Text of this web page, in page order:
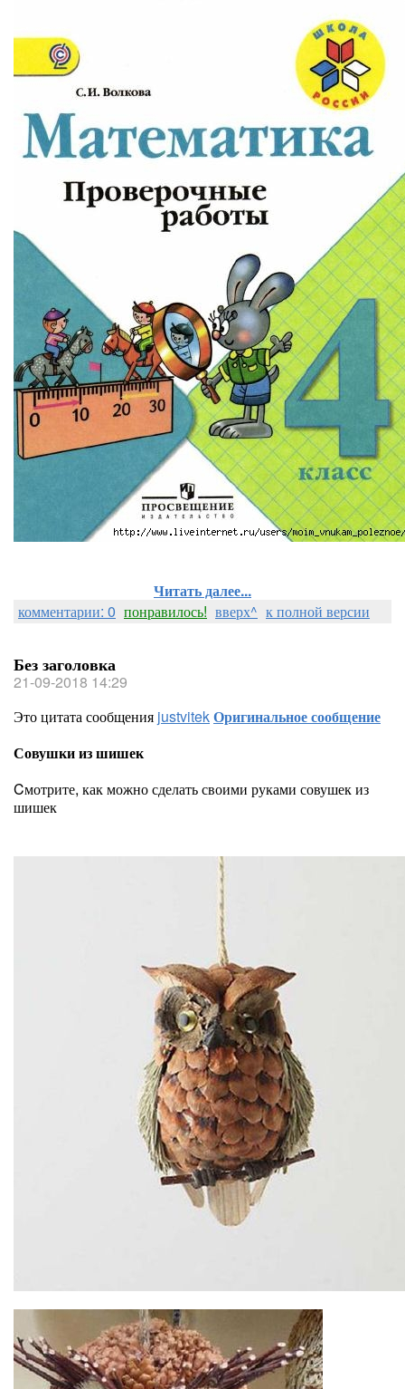
Читать далее...
комментарии: 0 понравилось! вверх^ к полной версии
Без заголовка
21-09-2018 14:29
Это цитата сообщения justvitekОригинальное сообщение
Совушки из шишек
Cмотрите, как можно сделать своими руками совушек из
шишек